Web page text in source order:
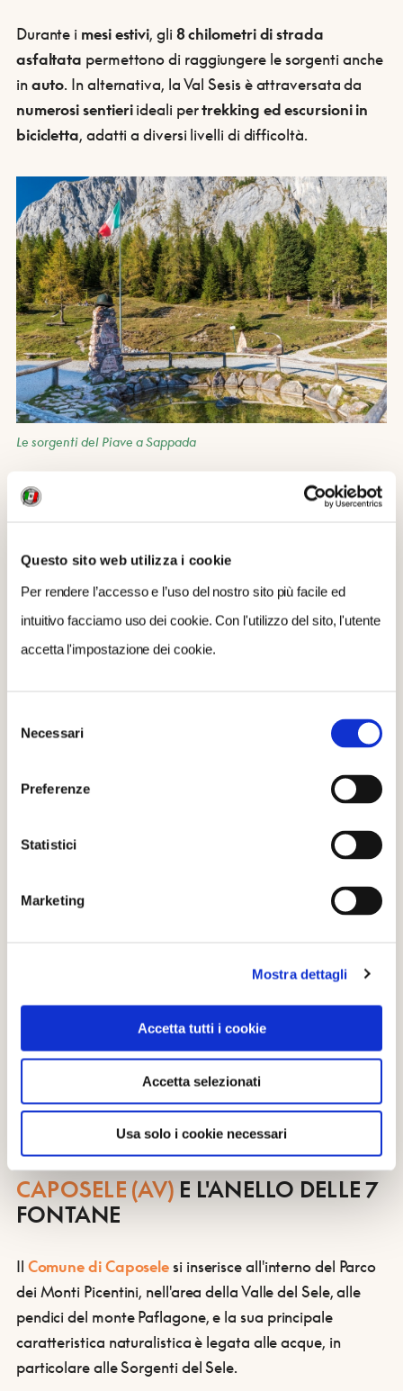
Questo sito web utilizza i cookie
Per rendere l’accesso e l’uso del nostro sito più facile ed
intuitivo facciamo uso dei cookie. Con l'utilizzo del sito, l'utente
accetta l'impostazione dei cookie.
delNecessari
Preferenze
Statistici
Marketing
Mostra dettagli
Accetta tutti i cookie
Accetta selezionati
Usa solo i cookie necessari
Durante i mesi estivi, gli8 chilometri di strada
asfaltata permettono di raggiungere le sorgenti anche
inauto. In alternativa, la Val Sesis è attraversata da
numerosi sentieriideali pertrekking ed escursioni in
bicicletta, adatti a diversi livelli di difficoltà.
Le sorgenti del Piave a Sappada
FARA SAN MARTINO, DOVE
delle attività all’aria aperta,Fara San Martino offre
anche attrattori storico-culturali ed è conosciuta anche
come “città dell'acqua e della pasta”, per i numerosi
Da non perdere sono le suggestive
sorgenti del fiume
naturae le spettacolari gole di San Martino che
Fiume Verde a Fara San Martino / foto Paolo Cocco
CAPOSELE (AV) E L'ANELLO DELLE 7
FONTANE
Il Comune di Caposelesi inserisce all'interno del Parco
dei Monti Picentini, nell'area della Valle del Sele, alle
pendici del monte Paflagone, e la sua principale
caratteristica naturalistica è legata alle acque, in
particolare alle Sorgenti del Sele.